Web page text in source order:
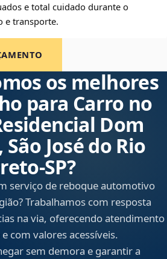
e total cuidado durante o
e transporte.
os melhores
para Carro no
Dom
José do Rio
serviço de reboque automotivo
Trabalhamos com resposta
na via, oferecendo atendimento
com valores acessíveis.
sem demora e garantir a